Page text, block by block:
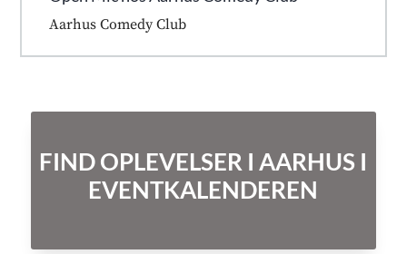
Aarhus Comedy Club
FIND OPLEVELSER I AARHUS I
EVENTKALENDEREN